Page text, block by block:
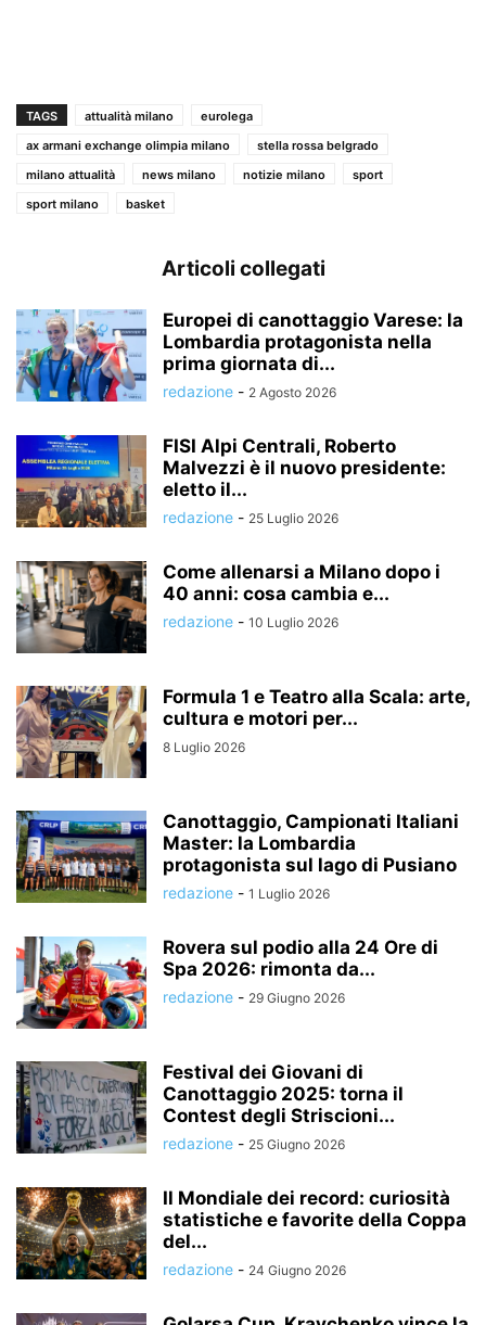
TAGS attualità milano
eurolega
ax armani exchange olimpia milano
stella rossa belgrado
milano attualità
news milano notizie milano
sport
sport milano
basket
Articoli collegati
Europei di canottaggio Varese: la
Lombardia protagonista nella
prima giornata di...
redazione - 2 Agosto 2026
FISI Alpi Centrali, Roberto
Malvezzi è il nuovo presidente:
eletto il...
redazione - 25 Luglio 2026
Come allenarsi a Milano dopo i
40 anni: cosa cambia e...
redazione - 10 Luglio 2026
Formula 1 e Teatro alla Scala: arte,
cultura e motori per...
8 Luglio 2026
Canottaggio, Campionati Italiani
Master: la Lombardia
protagonista sul lago di Pusiano
redazione - 1 Luglio 2026
Rovera sul podio alla 24 Ore di
Spa 2026: rimonta da...
redazione - 29 Giugno 2026
Festival dei Giovani di
Canottaggio 2025: torna il
Contest degli Striscioni...
redazione - 25 Giugno 2026
Il Mondiale dei record: curiosità
statistiche e favorite della Coppa
del...
redazione - 24 Giugno 2026